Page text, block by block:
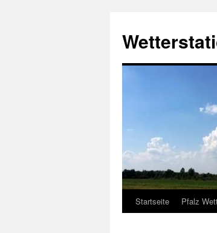
springen
Startseite Pfalz